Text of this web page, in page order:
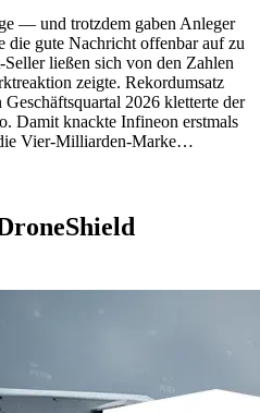
— und trotzdem gaben Anleger
gute Nachricht offenbar auf zu
ließen sich von den Zahlen
zeigte. Rekordumsatz
2026 kletterte der
Damit knackte Infineon erstmals
Vier-Milliarden-Marke…